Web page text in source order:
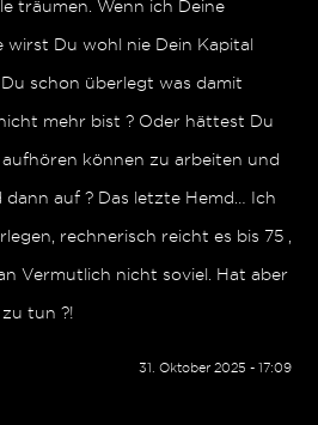
träumen. Wenn ich Deine
wirst Du wohl nie Dein Kapital
schon überlegt was damit
mehr bist ? Oder hättest Du
können zu arbeiten und
dann auf ? Das letzte Hemd… Ich
rechnerisch reicht es bis 75 ,
Vermutlich nicht soviel. Hat aber
tun ?!
31. Oktober 2025 - 17:09